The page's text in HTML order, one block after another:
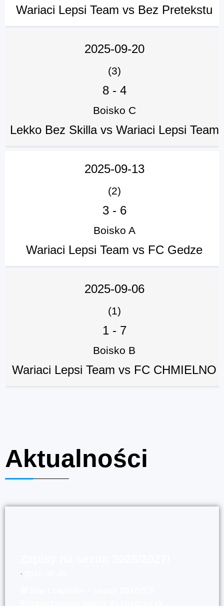
Wariaci Lepsi Team vs Bez Pretekstu
2025-09-20
(3)
8- 4
Boisko C
Lekko Bez Skilla vs Wariaci Lepsi Team
2025-09-13
(2)
3- 6
Boisko A
Wariaci Lepsi Team vs FC Gedze
2025-09-06
(1)
1- 7
Boisko B
Wariaci Lepsi Team vs FC CHMIELNO
Aktualności
⋅